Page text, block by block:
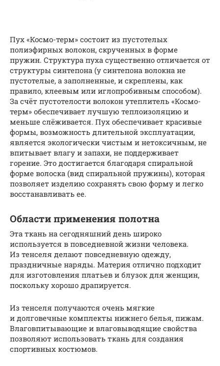
Пух «Космо-терм» состоит из пустотелых
полиэфирных волокон, скрученных в форме
пружин. Структура пуха существенно отличается от
структуры синтепона (у синтепона волокна не
пустотелые, а заполненные, и скреплены, как
правило, клеевым или иглопробивным способом).
За счёт пустотелости волокон утеплитель «Космо-
терм» обеспечивает лучшую теплоизоляцию и
меньше слёживается. Пух обеспечивает красивые
формы, возможность длительной эксплуатации,
является экологически чистым и нетоксичным, не
впитывает влагу и запахи, не поддерживает
горение. Это достигается благодаря спиральной
форме волоска (вид спиральной пружины), которая
позволяет изделию сохранять свою форму и легко
восстанавливать ее.
Области применения полотна
Эта ткань на сегодняшний день широко
используется в повседневной жизни человека.
Из тенселя делают повседневную одежду,
праздничные наряды. Материя отлично подходит
для изготовления платьев и блузок для женщин,
поскольку хорошо драпируется.
Из тенселя получаются очень мягкие
и долговечные комплекты нижнего белья, пижам.
Влаговпитывающие и влаговыводящие свойства
позволяют использовать ткань для создания
спортивных костюмов.